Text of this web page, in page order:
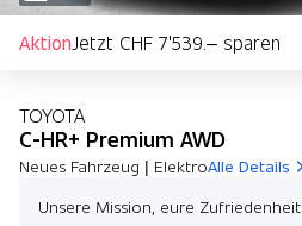
AktionJetzt CHF 7'539.– sparen
TOYOTA
C-HR+ Premium AWD
Neues Fahrzeug | ElektroAlle Details
Unsere Mission, eure Zufriedenheit